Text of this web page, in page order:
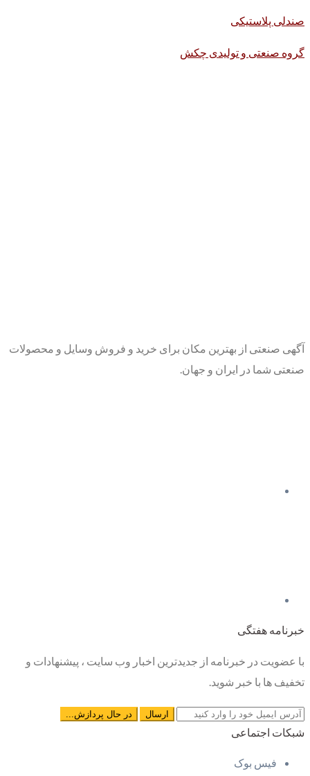
صندلی پلاستیکی
گروه صنعتی و تولیدی چکش
آگهی صنعتی از بهترین مکان برای خرید و فروش وسایل و محصولات
صنعتی شما در ایران و جهان.
خبرنامه هفتگی
با عضویت در خبرنامه از جدیدترین اخبار وب سایت ، پیشنهادات و
تخفیف ها با خبر شوید.
شبکات اجتماعی
فیس بوک